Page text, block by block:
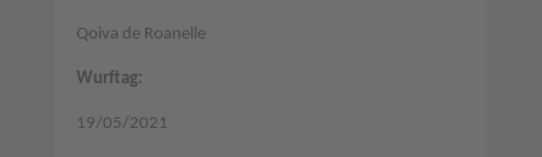
Qoiva de Roanelle
Wurftag:
19/05/2021